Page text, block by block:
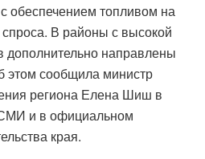
обеспечением топливом на
В районы с высокой
дополнительно направлены
этом сообщила министр
региона Елена Шиш в
и в официальном
края.